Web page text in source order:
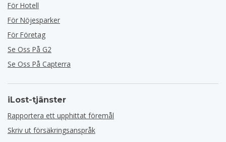
För Hotell
För Nöjesparker
För Företag
Se Oss På G2
Se Oss På Capterra
iLost-tjänster
Rapportera ett upphittat föremål
Skriv ut försäkringsanspråk